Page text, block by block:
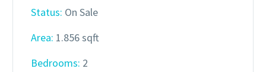
Status: On Sale
Area: 1.856 sqft
Bedrooms: 2